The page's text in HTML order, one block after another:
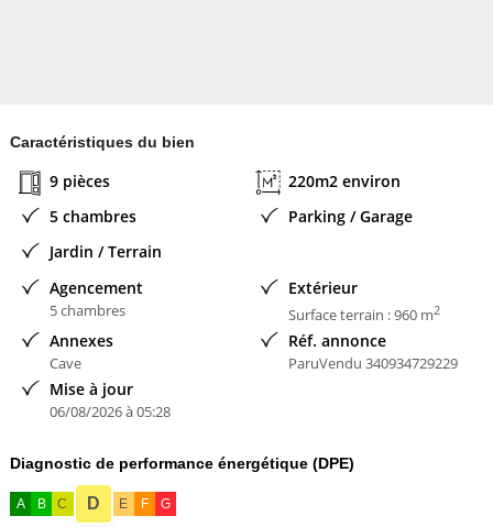
Ce bienallie confort, luminosité, dans un environnement calme et
verdoyant.
Chaudière individuelle au fioul
En résumé, cette maison respire la simplicité sophistiquée, la
qualité des matériaux et une harmonie qui invite à la détente et à
l'admiration.
Les honoraires sont à la charge du vendeur.
Les informations sur les risques auxquels ce bien est exposé sont
disponibles sur le site Géorisques : www. georisques. gouv. fr.
Caractéristiques du bien
9 pièces
220m2 environ
5 chambres
Parking / Garage
Jardin / Terrain
Agencement
5 chambres
Extérieur
Surface terrain : 960 m2
Annexes
Cave
Réf. annonce
ParuVendu 340934729229
Mise à jour
06/08/2026 à 05:28
Diagnostic de performance énergétique (DPE)
A B C D E F G